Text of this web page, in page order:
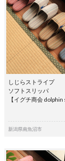
しじらストライプ
ソフトスリッパ
【イグチ商会 dolphin
新潟県南魚沼市